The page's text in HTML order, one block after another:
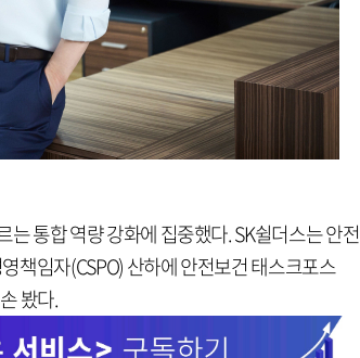
통합 역량 강화에 집중했다. SK쉴더스는 안전
책임자(CSPO) 산하에 안전보건 태스크포스
봤다.